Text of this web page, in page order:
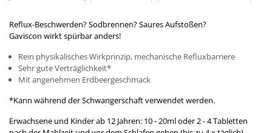
Reflux-Beschwerden? Sodbrennen? Saures Aufstoßen?
Gaviscon wirkt spürbar anders!
Rein physikalisches Wirkprinzip, mechanische Refluxbarriere
Sehr gute Verträglichkeit*
Mit angenehmen Erdbeergeschmack
*Kann während der Schwangerschaft verwendet werden.
Erwachsene und Kinder ab 12 Jahren: 10 - 20ml oder 2 - 4 Tabletten